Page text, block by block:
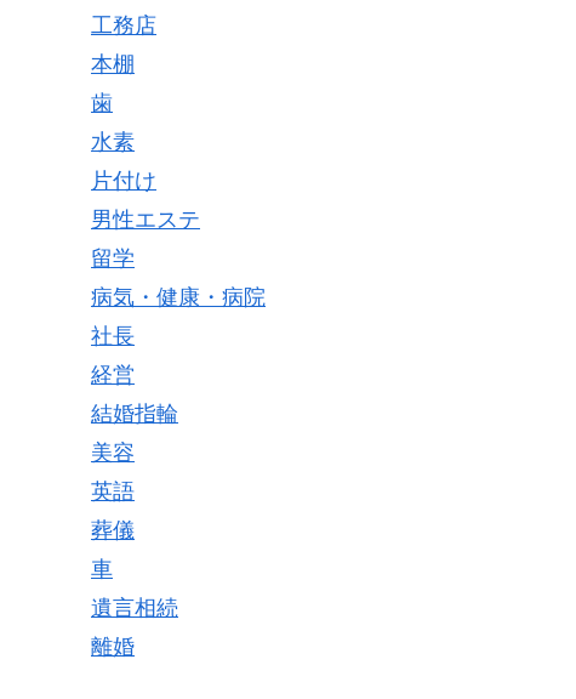
工務店
本棚
歯
水素
片付け
男性エステ
留学
病気・健康・病院
社長
経営
結婚指輪
美容
英語
葬儀
車
遺言相続
離婚